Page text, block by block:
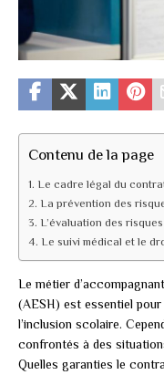
Contenu de la page
Le cadre légal du
La prévention des
L’évaluation des
Le suivi médical et le
Le métier
(AESH) est essentiel
l’inclusion scolaire.
confrontés à des
Quelles garanties le